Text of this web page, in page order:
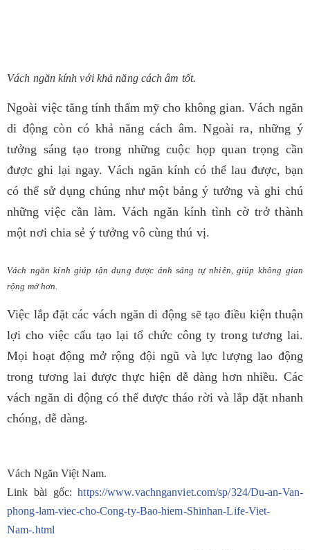
Vách ngăn kính với khả năng cách âm tốt.
Ngoài việc tăng tính thẩm mỹ cho không gian. Vách ngăn
di động còn có khả năng cách âm. Ngoài ra, những ý
tưởng sáng tạo trong những cuộc họp quan trọng cần
được ghi lại ngay. Vách ngăn kính có thể lau được, bạn
có thể sử dụng chúng như một bảng ý tưởng và ghi chú
những việc cần làm. Vách ngăn kính tình cờ trở thành
một nơi chia sẻ ý tưởng vô cùng thú vị.
Vách ngăn kính giúp tận dụng được ánh sáng tự nhiên, giúp không gian
rộng mở hơn.
Việc lắp đặt các vách ngăn di động sẽ tạo điều kiện thuận
lợi cho việc cấu tạo lại tổ chức công ty trong tương lai.
Mọi hoạt động mở rộng đội ngũ và lực lượng lao động
trong tương lai được thực hiện dễ dàng hơn nhiều. Các
vách ngăn di động có thể được tháo rời và lắp đặt nhanh
chóng, dễ dàng.
Vách Ngăn Việt Nam.
Link bài gốc:https://www.vachnganviet.com/sp/324/Du-an-Van-
phong-lam-viec-cho-Cong-ty-Bao-hiem-Shinhan-Life-Viet-
Nam-.html